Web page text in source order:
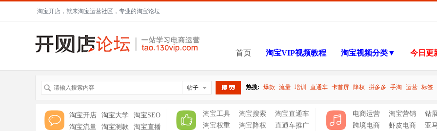
淘宝开店，就来淘宝运营社区，专业的淘宝论坛
首页 淘宝VIP视频教程 淘宝视频分类▼ 今日
帖子 热搜: 爆款 流量 培训 直通车 卡首屏 降权 拼多多 手淘 运营 标签
淘宝开店 淘宝大学
淘宝SEO
淘宝流量
淘宝测款 淘宝直播
淘宝工具 淘宝搜索
淘宝直通车
淘宝权重
淘宝降权 直通车推广
电商运营 淘宝营销
钻
跨境电商
虾皮电商 亚